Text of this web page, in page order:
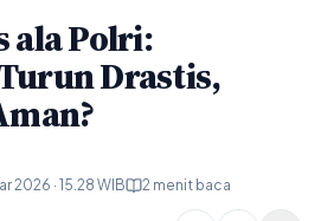
ala Polri:
Drastis,
2026 · 15.28 WIB 2 menit baca